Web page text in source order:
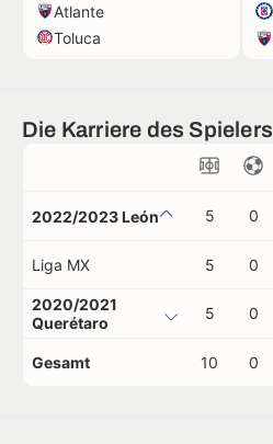
Atlante
Toluca
Die Karriere des Spielers
2022/2023 León 5 0
Liga MX 5 0
2020/2021
Querétaro
5 0
Gesamt 10 0